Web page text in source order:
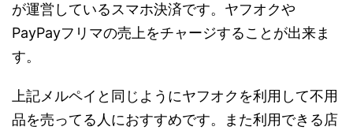
が運営しているスマホ決済です。ヤフオクや
PayPayフリマの売上をチャージすることが出来ま
す。
上記メルペイと同じようにヤフオクを利用して不用
品を売ってる人におすすめです。また利用できる店